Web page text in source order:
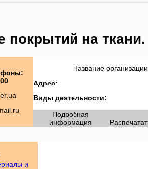
покрытий на
Название организации
Адрес:
Виды деятельности:
Подробная
информация
и